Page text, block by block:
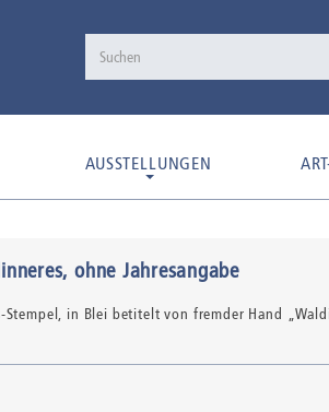
AUSSTELLUNGEN
, ohne Jahresangabe
Stempel, in Blei betitelt von fremder Hand